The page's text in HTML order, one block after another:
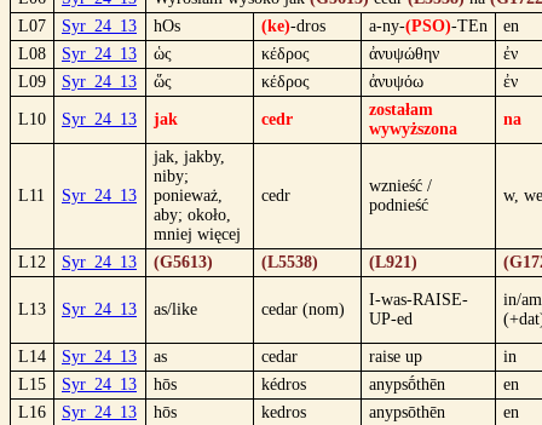
L07
Syr_24_13 hOs (ke)-dros a-ny-(PSO)-TEn
en
L08
Syr_24_13 ὡς κέδρος ἀνυψώθην
ἐν
L09
Syr_24_13 ὥς κέδρος ἀνυψόω ἐν
L10 Syr_24_13 jak cedr
zostałam
wywyższona
na
L11 Syr_24_13
jak, jakby,
niby;
ponieważ,
aby; około,
mniej więcej
cedr
wznieść /
podnieść
w,
L12 Syr_24_13 (G5613) (L5538) (L921)
L13 Syr_24_13 as/like cedar (nom)
I-was-RAISE-
UP-ed
in/
L14 Syr_24_13 as cedar raise up
in
L15
Syr_24_13 hōs kédros anypsṓthēn
en
L16
Syr_24_13 hōs kedros anypsōthēn
en